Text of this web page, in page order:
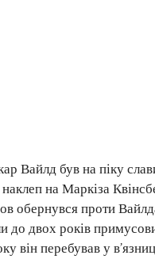
Вайлд був на піку
на Маркіза
обернувся проти
до двох років
він перебував у